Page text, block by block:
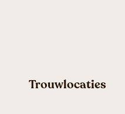
Trouwlocaties